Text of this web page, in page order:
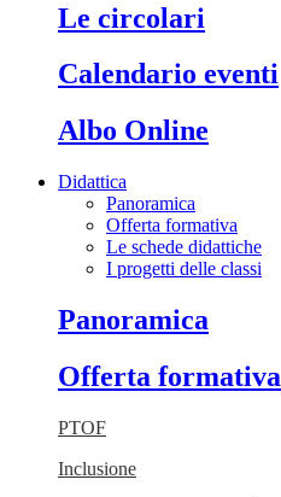
Le circolari
Calendario eventi
Albo Online
Didattica
Panoramica
Offerta formativa
Le schede didattiche
I progetti delle classi
Panoramica
Offerta formativa
PTOF
Inclusione